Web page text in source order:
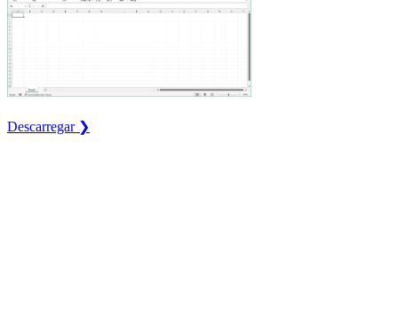
Descarregar ❯